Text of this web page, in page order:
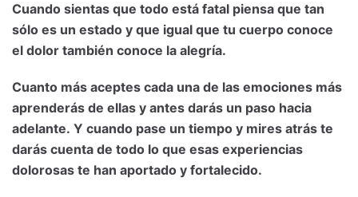
Cuando sientas que todo está fatal piensa que tan
sólo es un estado y que igual que tu cuerpo conoce
el dolor también conoce la alegría.
Cuanto más aceptes cada una de las emociones más
aprenderás de ellas y antes darás un paso hacia
adelante. Y cuando pase un tiempo y mires atrás te
darás cuenta de todo lo que esas experiencias
dolorosas te han aportado y fortalecido.